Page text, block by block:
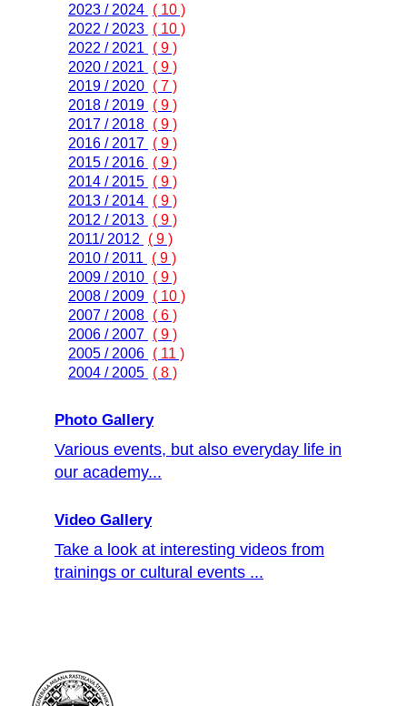
2023 / 2024 ( 10 )
2022 / 2023 ( 10 )
2022 / 2021
( 9 )
2020 / 2021
( 9 )
2019 / 2020 ( 7 )
2018 / 2019 ( 9 )
2017 / 2018 ( 9 )
2016 / 2017 ( 9 )
2015 / 2016 ( 9 )
2014 / 2015 ( 9 )
2013 / 2014 ( 9 )
2012 / 2013 ( 9 )
2011/ 2012
( 9 )
2010 / 2011
( 9 )
2009 / 2010 ( 9 )
2008 / 2009 ( 10 )
2007 / 2008 ( 6 )
2006 / 2007 ( 9 )
2005 / 2006 ( 11 )
2004 / 2005 ( 8 )
Photo Gallery
Various events, but also everyday life in
our academy...
Video Gallery
Take a look at interesting videos from
trainings or cultural events ...